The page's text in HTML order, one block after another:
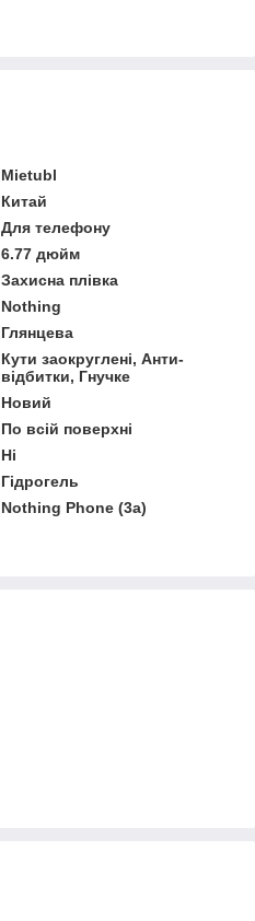
Mietubl
Китай
Для телефону
6.77 дюйм
Захисна плівка
Nothing
Глянцева
Кути заокруглені, Анти-
відбитки, Гнучке
Новий
По всій поверхні
Ні
Гідрогель
Nothing Phone (3a)